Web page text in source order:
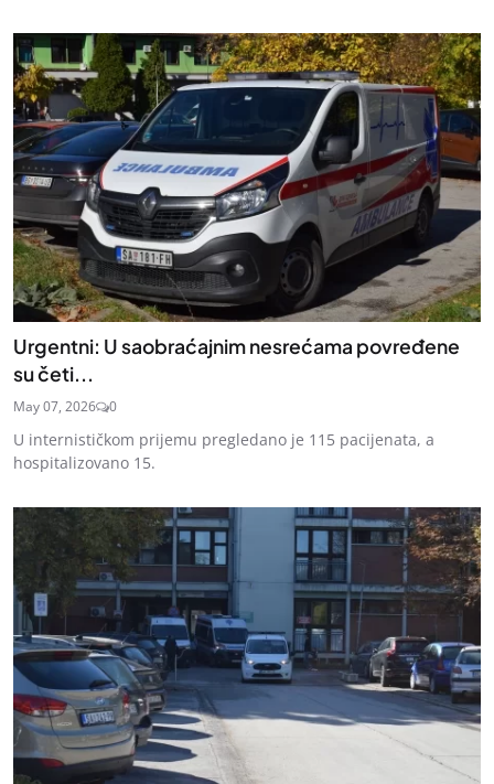
Urgentni: U saobraćajnim nesrećama povređene
su četi...
May 07, 2026 0
U internističkom prijemu pregledano je 115 pacijenata, a
hospitalizovano 15.